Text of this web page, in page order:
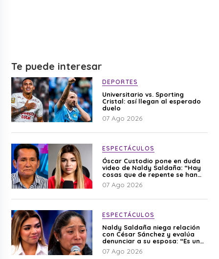
Te puede interesar
DEPORTES
Universitario vs. Sporting
Cristal: así llegan al esperado
duelo
07 Ago 2026
ESPECTÁCULOS
Óscar Custodio pone en duda
video de Naldy Saldaña: “Hay
cosas que de repente se han
editado”
07 Ago 2026
ESPECTÁCULOS
Naldy Saldaña niega relación
con César Sánchez y evalúa
denunciar a su esposa: “Es una
difamación”
07 Ago 2026